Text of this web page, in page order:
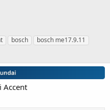
bosch
bosch me17.9.11